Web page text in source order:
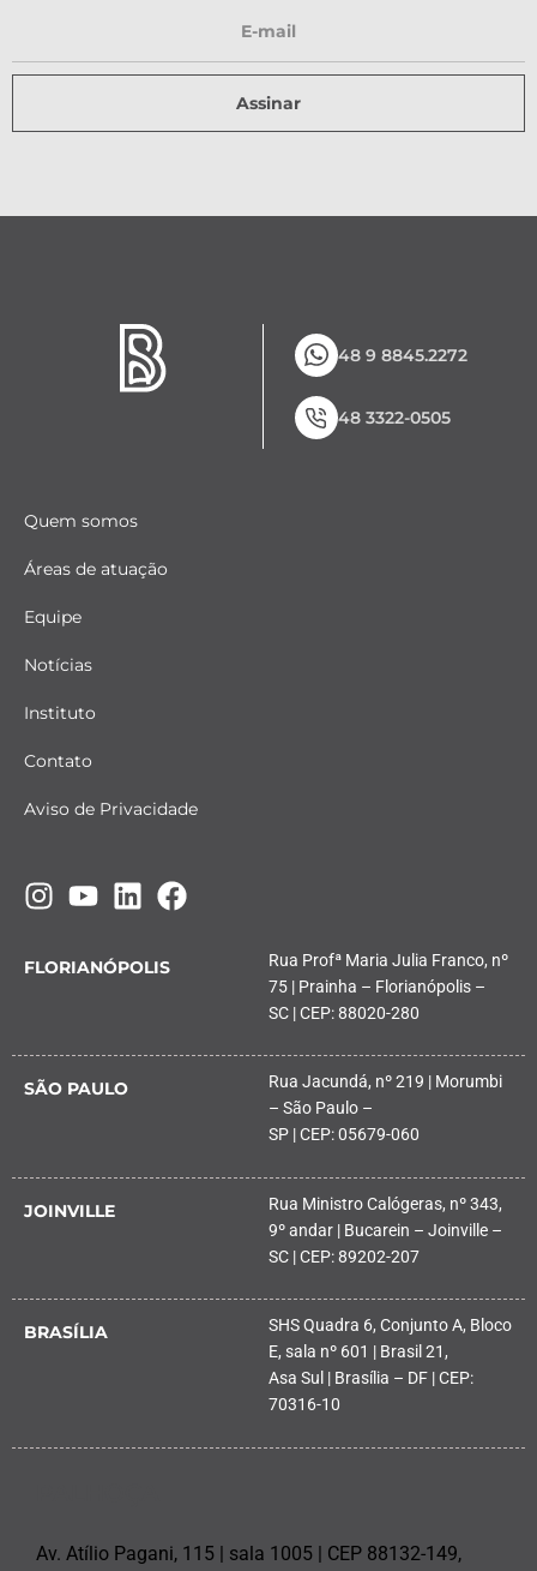
Assinar
48 9 8845.2272
48 3322-0505
Quem somos
Áreas de atuação
Equipe
Notícias
Instituto
Contato
Aviso de Privacidade
FLORIANÓPOLIS
Rua Profª Maria Julia Franco, nº
75 | Prainha – Florianópolis –
SC | CEP: 88020-280
SÃO PAULO
Rua Jacundá, nº 219 | Morumbi
– São Paulo –
SP | CEP: 05679-060
JOINVILLE
Rua Ministro Calógeras, nº 343,
9º andar | Bucarein – Joinville –
SC | CEP: 89202-207
BRASÍLIA
SHS Quadra 6, Conjunto A, Bloco
E, sala nº 601 | Brasil 21,
Asa Sul | Brasília – DF | CEP:
70316-10
Av. Atílio Pagani, 115 | sala 1005 | CEP 88132-149,